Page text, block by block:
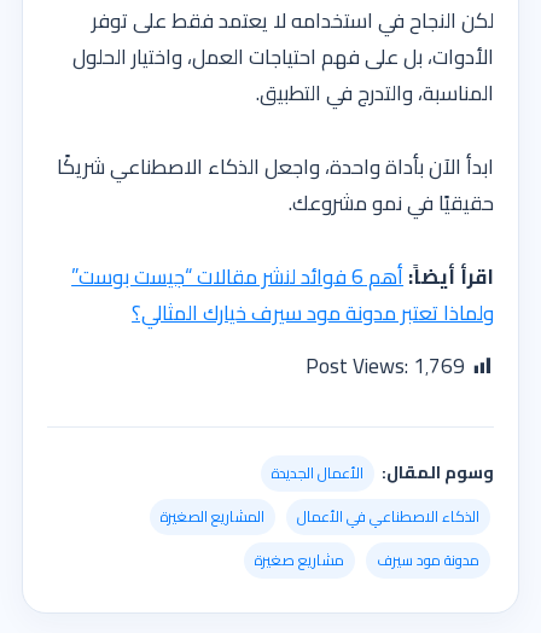
لكن النجاح في استخدامه لا يعتمد فقط على توفر
الأدوات، بل على فهم احتياجات العمل، واختيار الحلول
المناسبة، والتدرج في التطبيق.
ابدأ الآن بأداة واحدة، واجعل الذكاء الاصطناعي شريكًا
حقيقيًا في نمو مشروعك.
اقرأ أيضاً:
أهم 6 فوائد لنشر مقالات “جيست بوست”
ولماذا تعتبر مدونة مود سيرف خيارك المثالي؟
Post Views: 1٬769
وسوم المقال:
الأعمال الجديدة
الذكاء الاصطناعي في الأعمال
المشاريع الصغيرة
مدونة مود سيرف
مشاريع صغيرة